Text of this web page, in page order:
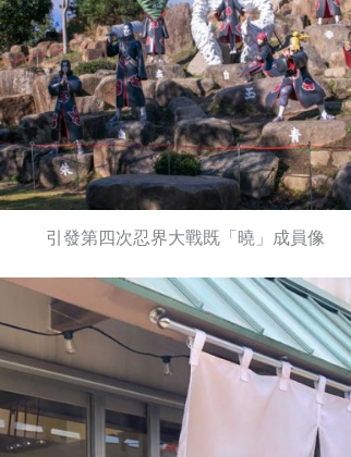
引發第四次忍界大戰既「曉」成員像